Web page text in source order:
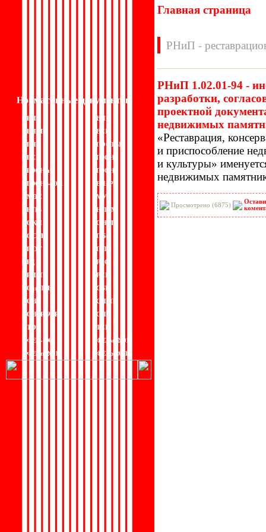
Главная страница
РНиП -
РНиП 1.02.01-94 -
разработки,
проектной
недвижимых
«Реставрация,
и приспособление
и культуры»
недвижимых
Просмотрено (6875)
Нормативные документы
ВН
ВНП
ВНТП
ВСН
ГН
ГОСТЫ
ГСН
ГЭСН
ГЭСНм
ГЭСНп
ГЭСНр-2001
ЕНиР
МДС
МУ
НПБ
НПРМ
ОКП
ОНТП
ОСТН
ПБ
ПОТ
ППБ
РД
РДС
РНиП
РСН
СанПиН
СБЦ
СН
СНиП
СНиР-91 Р
СП
ТОИ
ТСН
ФЕР-2001
ФЕРм-2001
ФЕРп-2001
ФЕРр-2001